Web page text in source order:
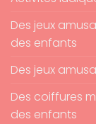
Des jeux
des enfants
Des jeux
Des coiffures
des enfants